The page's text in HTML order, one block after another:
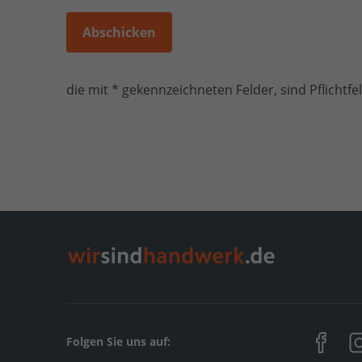
Abschicken
die mit * gekennzeichneten Felder, sind
Folgen Sie uns auf: